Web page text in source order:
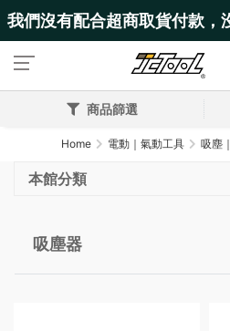
我們沒有配合超商取貨付款，
台上架!
商品篩選
Home 電動｜氣動工具 吸塵
本館分類
吸塵器